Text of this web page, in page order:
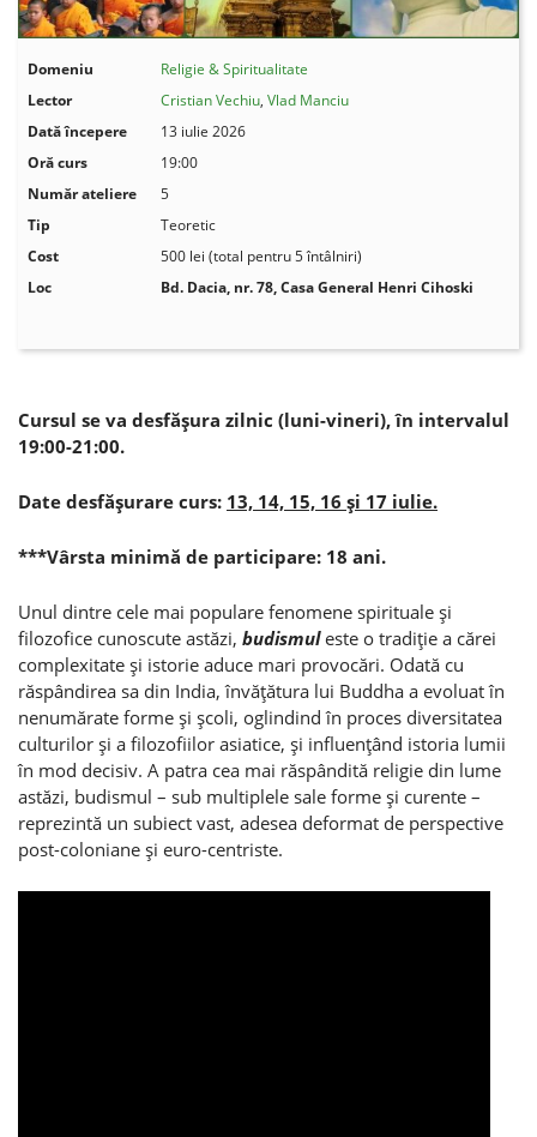
Domeniu
Religie & Spiritualitate
Lector
Cristian Vechiu,Vlad Manciu
Dată începere
13 iulie 2026
Oră curs
19:00
Număr ateliere
5
Tip
Teoretic
Cost
500 lei (total pentru 5 întâlniri)
Loc
Bd. Dacia, nr. 78,Casa General Henri Cihoski
Cursul se va desfăşura zilnic (luni-vineri), în intervalul
19:00-21:00.
Date desfăşurare curs: 13, 14, 15, 16 şi 17 iulie.
***Vârsta minimă de participare: 18 ani.
Unul dintre cele mai populare fenomene spirituale şi
filozofice cunoscute astăzi, budismuleste o tradiţie a cărei
complexitate şi istorie aduce mari provocări. Odată cu
răspândirea sa din India, învăţătura lui Buddha a evoluat în
nenumărate forme şi şcoli, oglindind în proces diversitatea
culturilor şi a filozofiilor asiatice, şi influenţând istoria lumii
în mod decisiv. A patra cea mai răspândită religie din lume
astăzi, budismul – sub multiplele sale forme şi curente –
reprezintă un subiect vast, adesea deformat de perspective
post-coloniane şi euro-centriste.